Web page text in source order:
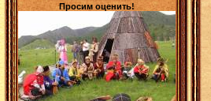
Просим оценить!